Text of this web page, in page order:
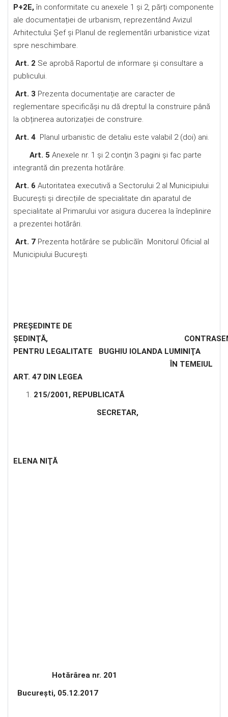
P+2E,în conformitate cu anexele 1 și 2, părți componente
ale documentației de urbanism, reprezentând Avizul
Arhitectului Șef și Planul de reglementări urbanistice vizat
spre neschimbare.
Art. 2 Se aprobă Raportul de informare şi consultare a
publicului.
Art. 3 Prezenta documentație are caracter de
reglementare specificăși nu dă dreptul la construire până
la obținerea autorizației de construire.
Art. 4 Planul urbanistic de detaliu este valabil 2 (doi) ani.
Art. 5 Anexele nr. 1 şi 2 conţin 3 pagini şi fac parte
integrantă din prezenta hotărâre.
Art. 6 Autoritatea executivă a Sectorului 2 al Municipiului
București și direcțiile de specialitate din aparatul de
specialitate al Primarului vor asigura ducerea la îndeplinire
a prezentei hotărâri.
Art. 7 Prezenta hotărâre se publicăîn Monitorul Oficial al
Municipiului Bucureşti.
PREŞEDINTE DE
ŞEDINŢĂ,
PENTRU LEGALITATE BUGHIU IOLANDA LUMINIŢA
ÎN TEMEIUL
ART. 47 DIN LEGEA
215/2001, REPUBLICATĂ
SECRETAR,
ELENA NIŢĂ
Hotărârea nr. 201
Bucureşti, 05.12.2017